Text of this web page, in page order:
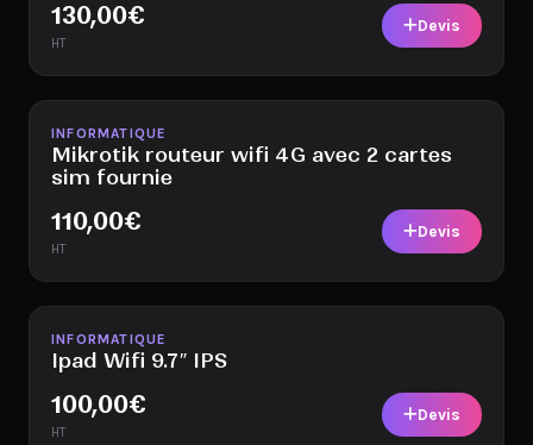
130,00€
HT
Devis
Disponible
INFORMATIQUE
Mikrotik routeur wifi 4G avec 2 cartes
sim fournie
110,00€
HT
Devis
Disponible
INFORMATIQUE
Ipad Wifi 9.7″ IPS
100,00€
HT
Devis